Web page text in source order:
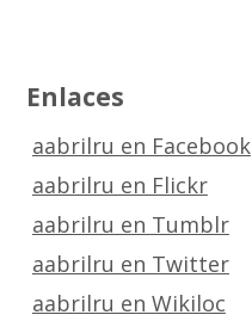
Enlaces
aabrilru en Facebook
aabrilru en Flickr
aabrilru en Tumblr
aabrilru en Twitter
aabrilru en Wikiloc